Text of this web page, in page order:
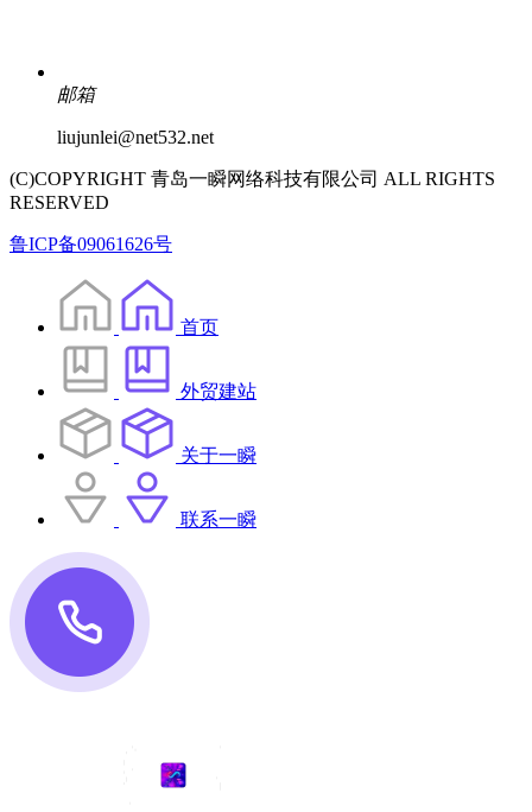
邮箱
liujunlei@net532.net
(C)COPYRIGHT 青岛一瞬网络科技有限公司 ALL RIGHTS
RESERVED
鲁ICP备09061626号
首页
外贸建站
关于一瞬
联系一瞬